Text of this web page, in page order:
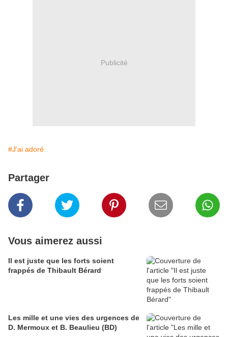
Publicité
#J'ai adoré
Partager
Vous aimerez aussi
Il est juste que les forts soient
frappés de Thibault Bérard
Les mille et une vies des urgences de
D. Mermoux et B. Beaulieu (BD)